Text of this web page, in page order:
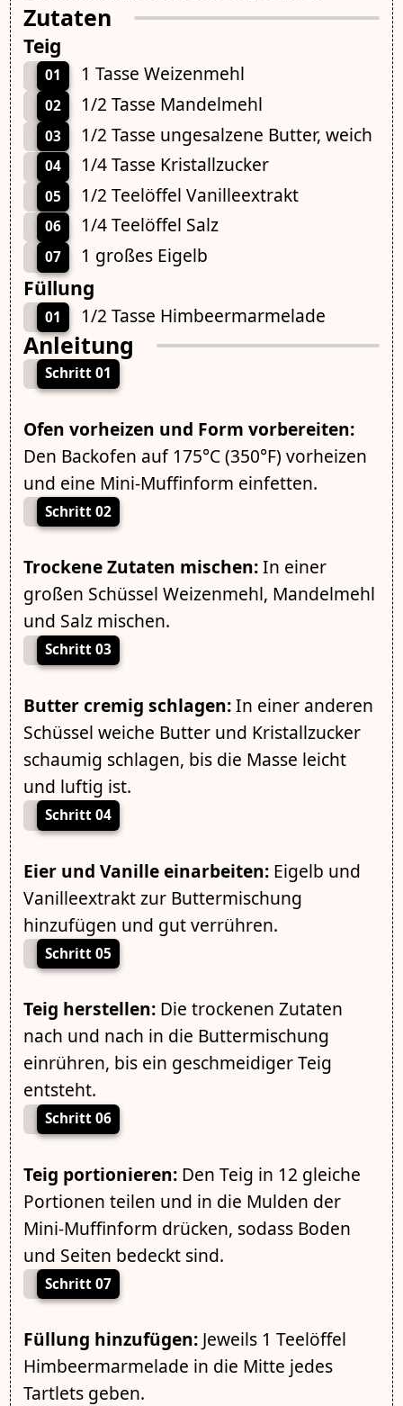
Zutaten
Teig
01 1 Tasse Weizenmehl
02 1/2 Tasse Mandelmehl
03 1/2 Tasse ungesalzene Butter, weich
04 1/4 Tasse Kristallzucker
05 1/2 Teelöffel Vanilleextrakt
06 1/4 Teelöffel Salz
07 1 großes Eigelb
Füllung
01 1/2 Tasse Himbeermarmelade
Anleitung
Schritt 01
Ofen vorheizen und Form vorbereiten:
Den Backofen auf 175°C (350°F) vorheizen
und eine Mini-Muffinform einfetten.
Schritt 02
Trockene Zutaten mischen:In einer
großen Schüssel Weizenmehl, Mandelmehl
und Salz mischen.
Schritt 03
Butter cremig schlagen:In einer anderen
Schüssel weiche Butter und Kristallzucker
schaumig schlagen, bis die Masse leicht
und luftig ist.
Schritt 04
Eier und Vanille einarbeiten:Eigelb und
Vanilleextrakt zur Buttermischung
hinzufügen und gut verrühren.
Schritt 05
Teig herstellen:Die trockenen Zutaten
nach und nach in die Buttermischung
einrühren, bis ein geschmeidiger Teig
entsteht.
Schritt 06
Teig portionieren:Den Teig in 12 gleiche
Portionen teilen und in die Mulden der
Mini-Muffinform drücken, sodass Boden
und Seiten bedeckt sind.
Schritt 07
Füllung hinzufügen:Jeweils 1 Teelöffel
Himbeermarmelade in die Mitte jedes
Tartlets geben.